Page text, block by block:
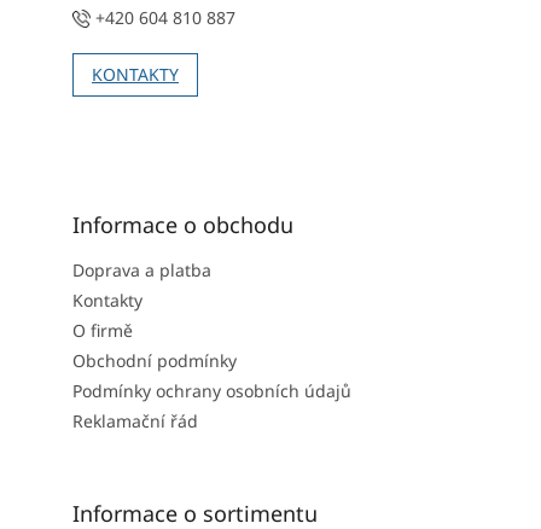
+420 604 810 887
KONTAKTY
Informace o obchodu
Doprava a platba
Kontakty
O firmě
Obchodní podmínky
Podmínky ochrany osobních údajů
Reklamační řád
Informace o sortimentu